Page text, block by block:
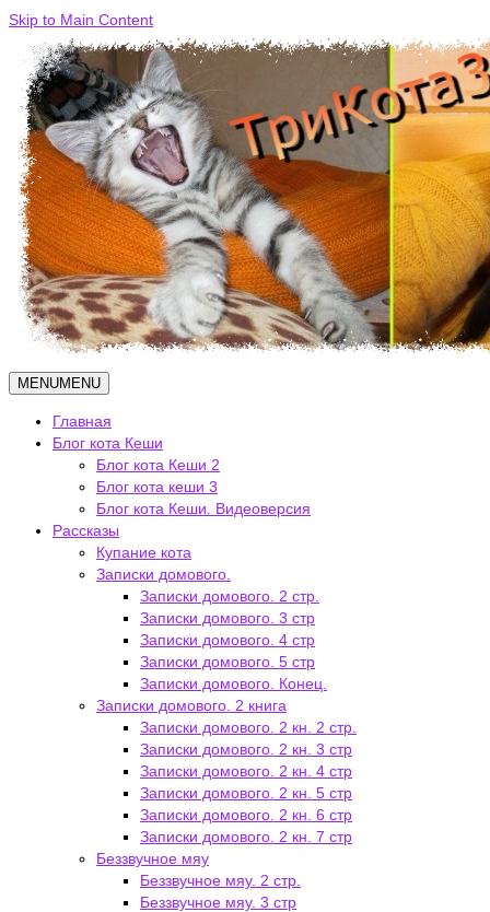
Skip to Main Content
MENUMENU
Главная
Блог кота Кеши
Блог кота Кеши 2
Блог кота кеши 3
Блог кота Кеши. Видеоверсия
Рассказы
Купание кота
Записки домового.
Записки домового. 2 стр.
Записки домового. 3 стр
Записки домового. 4 стр
Записки домового. 5 стр
Записки домового. Конец.
Записки домового. 2 книга
Записки домового. 2 кн. 2 стр.
Записки домового. 2 кн. 3 стр
Записки домового. 2 кн. 4 стр
Записки домового. 2 кн. 5 стр
Записки домового. 2 кн. 6 стр
Записки домового. 2 кн. 7 стр
Беззвучное мяу
Беззвучное мяу. 2 стр.
Беззвучное мяу. 3 стр